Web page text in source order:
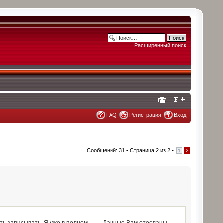
Расширенный поиск
FAQ Регистрация Вход
Сообщений: 31 •Страница2 из2 • 1 2